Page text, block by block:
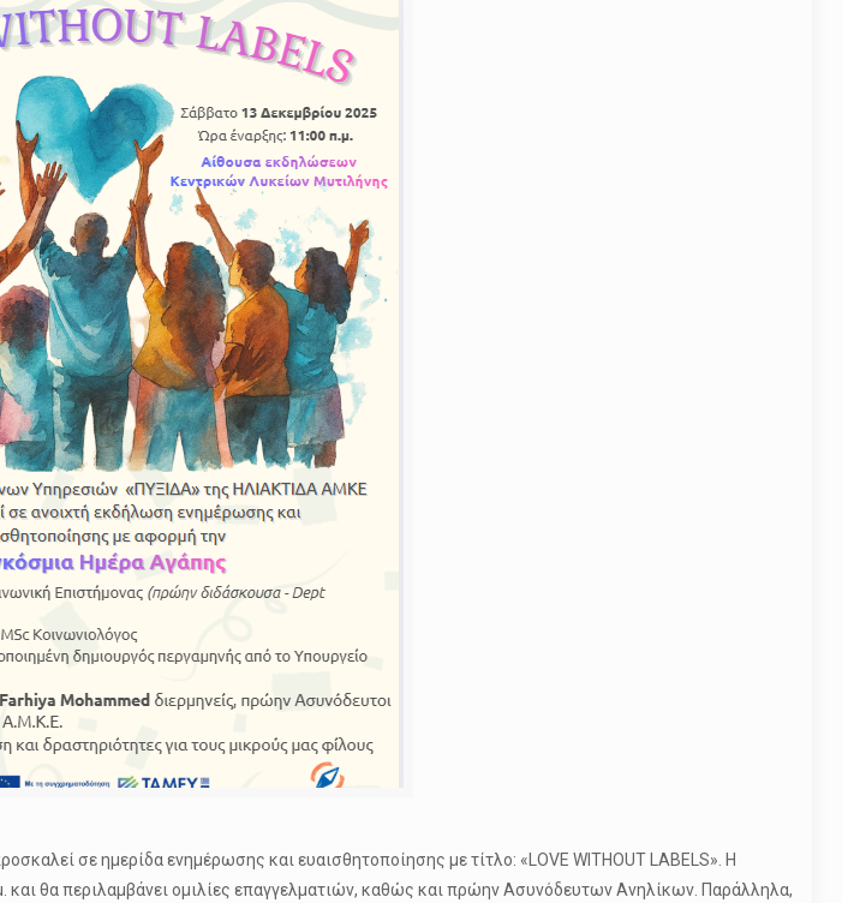
σε ημερίδα ενημέρωσης και ευαισθητοποίησης με τίτλο: «LOVE WITHOUT LABELS». Η
θα περιλαμβάνει ομιλίες επαγγελματιών, καθώς και πρώην Ασυνόδευτων Ανηλίκων. Παράλληλα,